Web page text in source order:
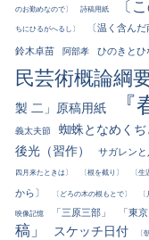
のお勤めなので〕 詩稿用紙 〔
ちにひるがへるし〕 〔温く含んだ
鈴木卓苗 阿部孝 ひのきとひ
民芸術概論綱
製 二」原稿用紙
義太夫節 蜘蛛となめくぢ
後光（習作）
サガレンと
四月来たときは〕 〔根を截り〕 〔
から〕
〔どろの木の根もとで〕
映像記憶 「三原三部」 「東京
稿」
スケッチ日付 〔